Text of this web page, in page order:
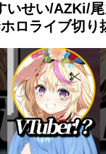
いせい/AZKi/
ロライブ切り